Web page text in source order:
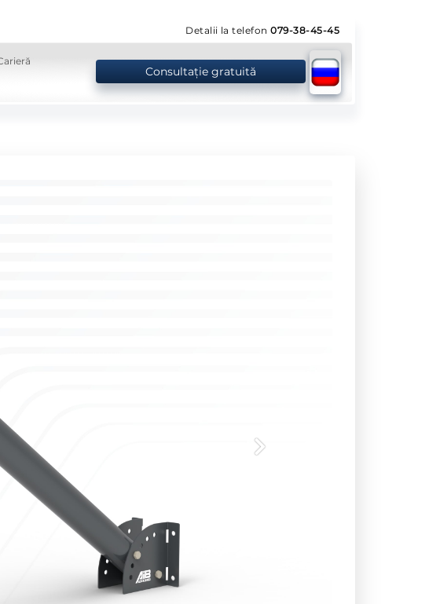
Detalii la telefon079-38-45-45
Consultație gratuită